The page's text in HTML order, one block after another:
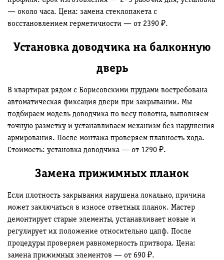
— около часа. Цена: замена стеклопакета с
восстановлением герметичности — от 2390 ₽.
Установка доводчика на балконную
дверь
В квартирах рядом с Борисовскими прудами востребована
автоматическая фиксация двери при закрывании. Мы
подбираем модель доводчика по весу полотна, выполняем
точную разметку и устанавливаем механизм без нарушения
армирования. После монтажа проверяем плавность хода.
Стоимость: установка доводчика — от 1290 ₽.
Замена прижимных планок
Если плотность закрывания нарушена локально, причина
может заключаться в износе ответных планок. Мастер
демонтирует старые элементы, устанавливает новые и
регулирует их положение относительно цапф. После
процедуры проверяем равномерность притвора. Цена:
замена прижимных элементов — от 690 ₽.